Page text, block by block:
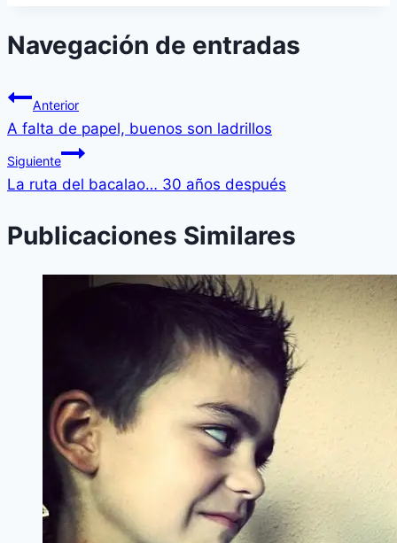
Navegación de entradas
Anterior
A falta de papel, buenos son ladrillos
Siguiente
La ruta del bacalao… 30 años después
Publicaciones Similares